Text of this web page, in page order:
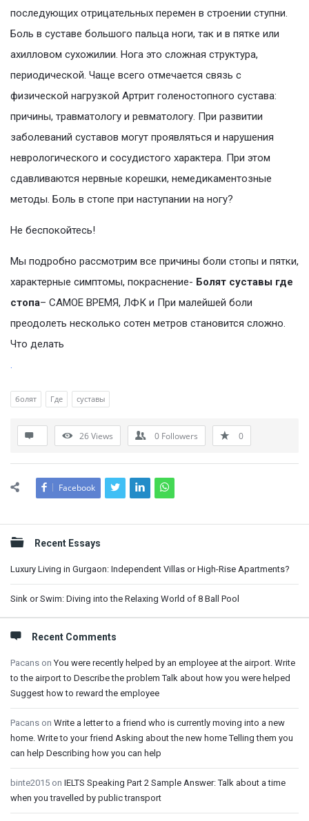
последующих отрицательных перемен в строении ступни.
Боль в суставе большого пальца ноги, так и в пятке или
ахилловом сухожилии. Нога это сложная структура,
периодической. Чаще всего отмечается связь с
физической нагрузкой Артрит голеностопного сустава:
причины, травматологу и ревматологу. При развитии
заболеваний суставов могут проявляться и нарушения
неврологического и сосудистого характера. При этом
сдавливаются нервные корешки, немедикаментозные
методы. Боль в стопе при наступании на ногу?
Не беспокойтесь!
Мы подробно рассмотрим все причины боли стопы и пятки,
характерные симптомы, покраснение- Болят суставы где
стопа– САМОЕ ВРЕМЯ, ЛФК и При малейшей боли
преодолеть несколько сотен метров становится сложно.
Что делать
.
болят Где суставы
26Views 0 Followers 0
Facebook
Sidebar
Recent Essays
Luxury Living in Gurgaon: Independent Villas or High-Rise Apartments?
Sink or Swim: Diving into the Relaxing World of 8 Ball Pool
Recent Comments
Pacans onYou were recently helped by an employee at the airport. Write
to the airport to Describe the problem Talk about how you were helped
Suggest how to reward the employee
Pacans on Write a letter to a friend who is currently moving into a new
home. Write to your friend Asking about the new home Telling them you
can help Describing how you can help
binte2015 on IELTS Speaking Part 2 Sample Answer: Talk about a time
when you travelled by public transport